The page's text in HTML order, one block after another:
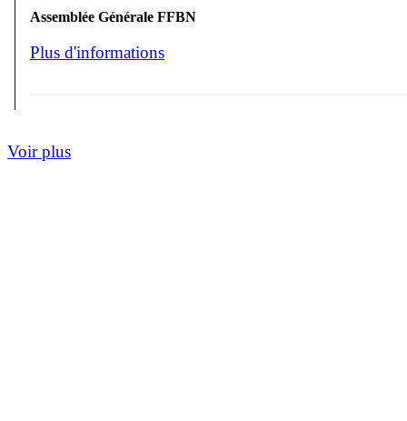
Assemblée Générale FFBN
Plus d'informations
Voir plus